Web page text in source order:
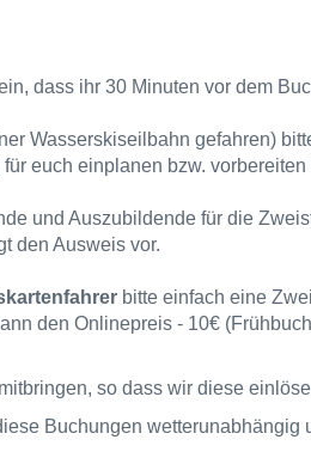
dass ihr 30 Minuten vor dem
Wasserskiseilbahn gefahren)
euch einplanen bzw. vorbereiten
und Auszubildende für die
den Ausweis vor.
bitte einfach eine
den Onlinepreis - 10€
so dass wir diese
Buchungen wetterunabhängig